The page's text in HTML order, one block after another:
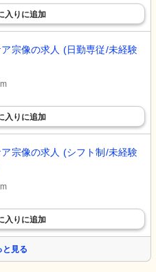
入り に追加
宗像の求人 (日勤専従/未経験
入り に追加
宗像の求人 (シフト制/未経験
入り に追加
と見る